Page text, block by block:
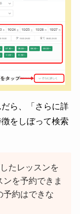
ら、「さらに詳
をしぼって検索
たレッスンを
を予約できま
予約はできな